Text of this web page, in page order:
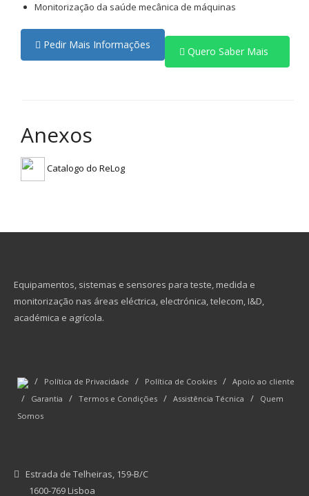
Monitorização da saúde mecânica de máquinas
Pedir Mais Informações
Quero Saber Mais
Anexos
Catalogo do ReLog
Equipamentos, sistemas e sensores para teste, medida e
monitorização nas áreas eléctrica, electrónica, telecom, I&D,
académica e agrícola.
/ Política de Privacidade / Política de Cookies / Apoio ao cliente
/ Garantia / Termos e Condições / Assistência Técnica /
Quem
Somos
Estrada de Telheiras, 159-B/C
1600-769 Lisboa